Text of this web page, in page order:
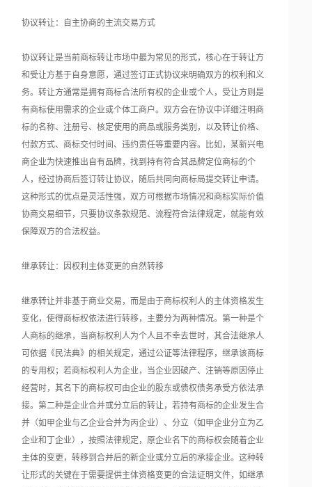
协议转让：自主协商的主流交易方式
协议转让是当前商标转让市场中最为常见的形式，核心在于转让方
和受让方基于自身意愿，通过签订正式协议来明确双方的权利和义
务。转让方通常是拥有商标合法所有权的企业或个人，受让方则是
有商标使用需求的企业或个体工商户。双方会在协议中详细注明商
标的名称、注册号、核定使用的商品或服务类别，以及转让价格、
付款方式、商标交付时间、违约责任等重要内容。比如，某新兴电
商企业为快速推出自有品牌，找到持有符合其品牌定位商标的个
人，经过协商后签订转让协议，随后共同向商标局提交转让申请。
这种形式的优点是灵活性强，双方可根据市场情况和商标实际价值
协商交易细节，只要协议条款规范、流程符合法律规定，就能有效
保障双方的合法权益。
继承转让：因权利主体变更的自然转移
继承转让并非基于商业交易，而是由于商标权利人的主体资格发生
变化，使得商标权依法进行转移，主要分为两种情况。第一种是个
人商标的继承，当商标权利人为个人且不幸去世时，其合法继承人
可依据《民法典》的相关规定，通过公证等法律程序，继承该商标
的专用权；若商标权利人为企业，当企业因破产、注销等原因停止
经营时，其名下的商标权可由企业的股东或债权债务承受方依法承
接。第二种是企业合并或分立后的转让，若持有商标的企业发生合
并（如甲企业与乙企业合并为丙企业）、分立（如甲企业分立为乙
企业和丁企业），按照法律规定，原企业名下的商标权会随着企业
主体的变更，转移到合并后的新企业或分立后的承接企业。这种转
让形式的关键在于需要提供主体资格变更的合法证明文件，如继承